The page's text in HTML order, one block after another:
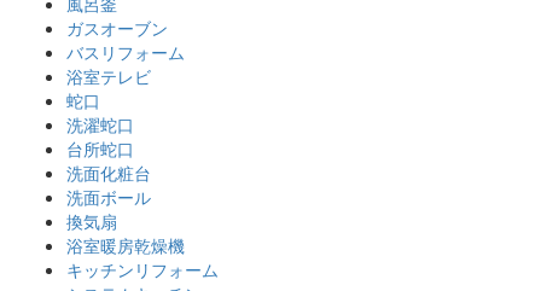
ガスオーブン
バスリフォーム
浴室テレビ
蛇口
洗濯蛇口
台所蛇口
洗面化粧台
洗面ボール
換気扇
浴室暖房乾燥機
キッチンリフォーム